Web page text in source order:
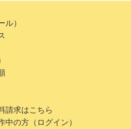
ル）
請求はこちら
中の方（ログイン）